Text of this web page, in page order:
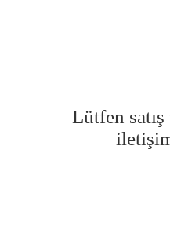
Lütfen